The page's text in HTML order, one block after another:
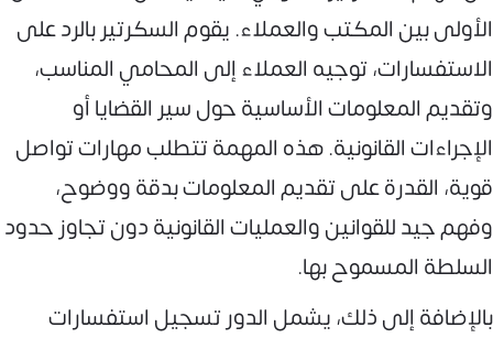
الأولى بين المكتب والعملاء. يقوم السكرتير بالرد على
الاستفسارات، توجيه العملاء إلى المحامي المناسب،
وتقديم المعلومات الأساسية حول سير القضايا أو
الإجراءات القانونية. هذه المهمة تتطلب مهارات تواصل
قوية، القدرة على تقديم المعلومات بدقة ووضوح،
وفهم جيد للقوانين والعمليات القانونية دون تجاوز حدود
السلطة المسموح بها.
بالإضافة إلى ذلك، يشمل الدور تسجيل استفسارات